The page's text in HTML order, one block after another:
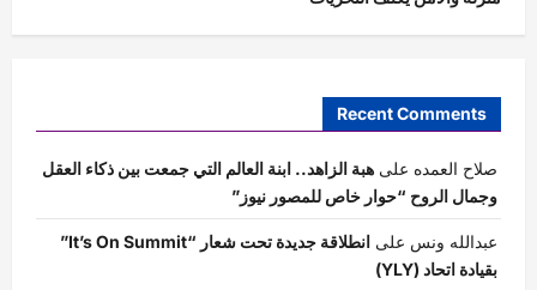
Recent Comments
صلاح العمده على هبة الزاهد.. ابنة العالم التي جمعت بين ذكاء العقل
وجمال الروح “حوار خاص للمصور نيوز”
عبدالله ونس على
انطلاقة جديدة تحت شعار “It’s On Summit”
بقيادة اتحاد (YLY)